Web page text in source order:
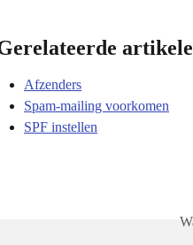
Afzenders
Spam-mailing voorkomen
SPF instellen